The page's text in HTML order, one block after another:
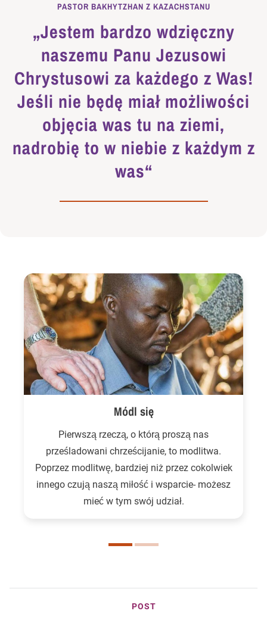
PASTOR BAKHYTZHAN Z KAZACHSTANU
„Jestem bardzo wdzięczny
naszemu Panu Jezusowi
Chrystusowi za każdego z Was!
Jeśli nie będę miał możliwości
objęcia was tu na ziemi,
nadrobię to w niebie z każdym z
was“
Módl się
Pierwszą rzeczą, o którą proszą nas
prześladowani chrześcijanie, to modlitwa.
Poprzez modlitwę, bardziej niż przez cokolwiek
innego czują naszą miłość i wsparcie- możesz
mieć w tym swój udział.
POST